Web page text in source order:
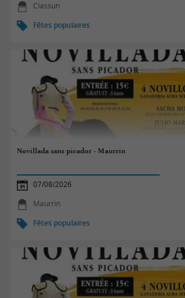
Classun
Fêtes populaires
Novillada sans picador - Maurrin
07/08/2026
Maurrin
Fêtes populaires